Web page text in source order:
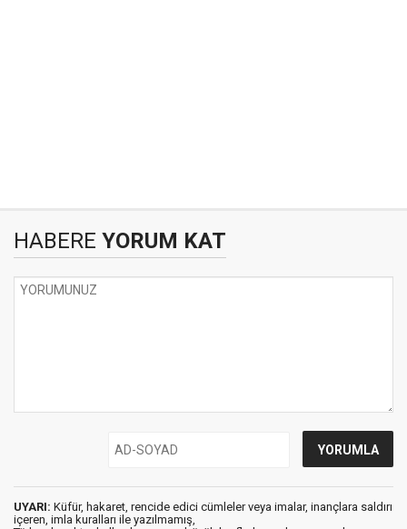
HABERE YORUM KAT
UYARI: Küfür, hakaret, rencide edici cümleler veya imalar, inançlara saldırı
içeren, imla kuralları ile yazılmamış,